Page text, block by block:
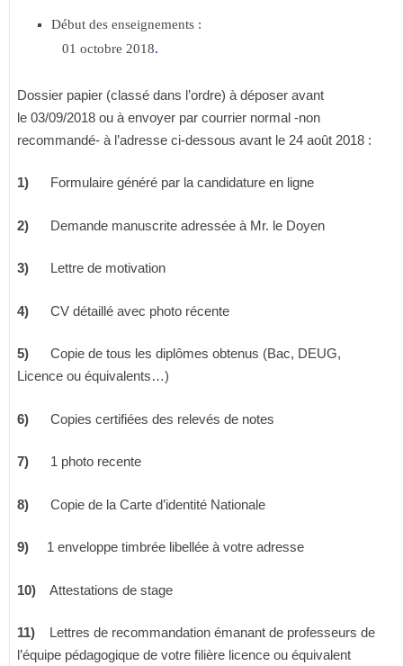
Début des enseignements :
01 octobre 2018.
Dossier papier (classé dans l’ordre) à déposer avant
le 03/09/2018 ou à envoyer par courrier normal -non
recommandé- à l’adresse ci-dessous avant le 24 août 2018 :
1) Formulaire généré par la candidature en ligne
2) Demande manuscrite adressée à Mr. le Doyen
3) Lettre de motivation
4) CV détaillé avec photo récente
5) Copie de tous les diplômes obtenus (Bac, DEUG,
Licence ou équivalents…)
6) Copies certifiées des relevés de notes
7) 1 photo recente
8) Copie de la Carte d’identité Nationale
9) 1 enveloppe timbrée libellée à votre adresse
10) Attestations de stage
11) Lettres de recommandation émanant de professeurs de
l’équipe pédagogique de votre filière licence ou équivalent